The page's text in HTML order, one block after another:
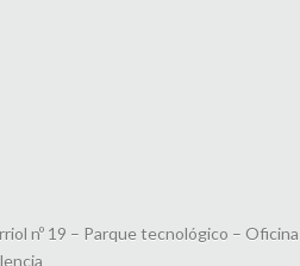
nº 19 – Parque tecnológico – Oficina